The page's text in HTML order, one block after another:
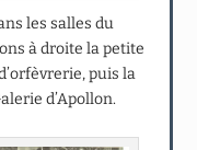
les salles du
à droite la petite
puis la
d’Apollon.